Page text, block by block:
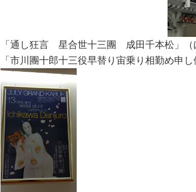
「通し狂言 星合世十三團 成田千本松」（
「市川團十郎十三役早替り宙乗り相勤め申し